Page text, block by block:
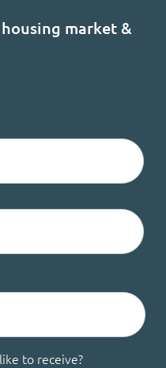
market &
to receive?